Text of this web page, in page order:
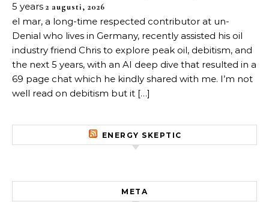
5 years 2 augusti, 2026
el mar, a long-time respected contributor at un-
Denial who lives in Germany, recently assisted his oil
industry friend Chris to explore peak oil, debitism, and
the next 5 years, with an AI deep dive that resulted in a
69 page chat which he kindly shared with me. I’m not
well read on debitism but it […]
ENERGY SKEPTIC
META